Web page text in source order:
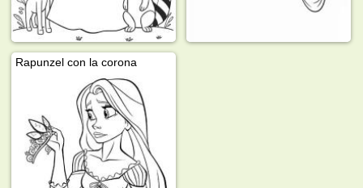
Rapunzel con la corona